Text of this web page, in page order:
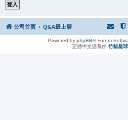
公司首頁 Q&A最上層
Powered by phpBB® Forum
正體中文語系由 竹貓星球